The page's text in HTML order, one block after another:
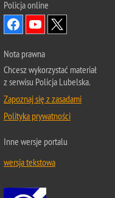
Policja online
Nota prawna
Chcesz wykorzystać materiał
z serwisu Policja Lubelska.
Zapoznaj się z zasadami
Polityka prywatności
Inne wersje portalu
wersja tekstowa